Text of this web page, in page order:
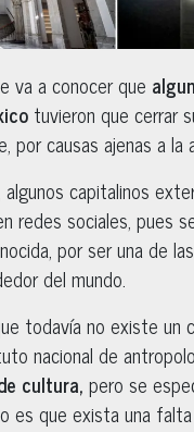
va a conocer que
tuvieron que cerrar
por causas ajenas a la
capitalinos
redes sociales, pues
por ser una de
del mundo.
todavía no existe un
nacional de
cultura,pero se
es que exista una